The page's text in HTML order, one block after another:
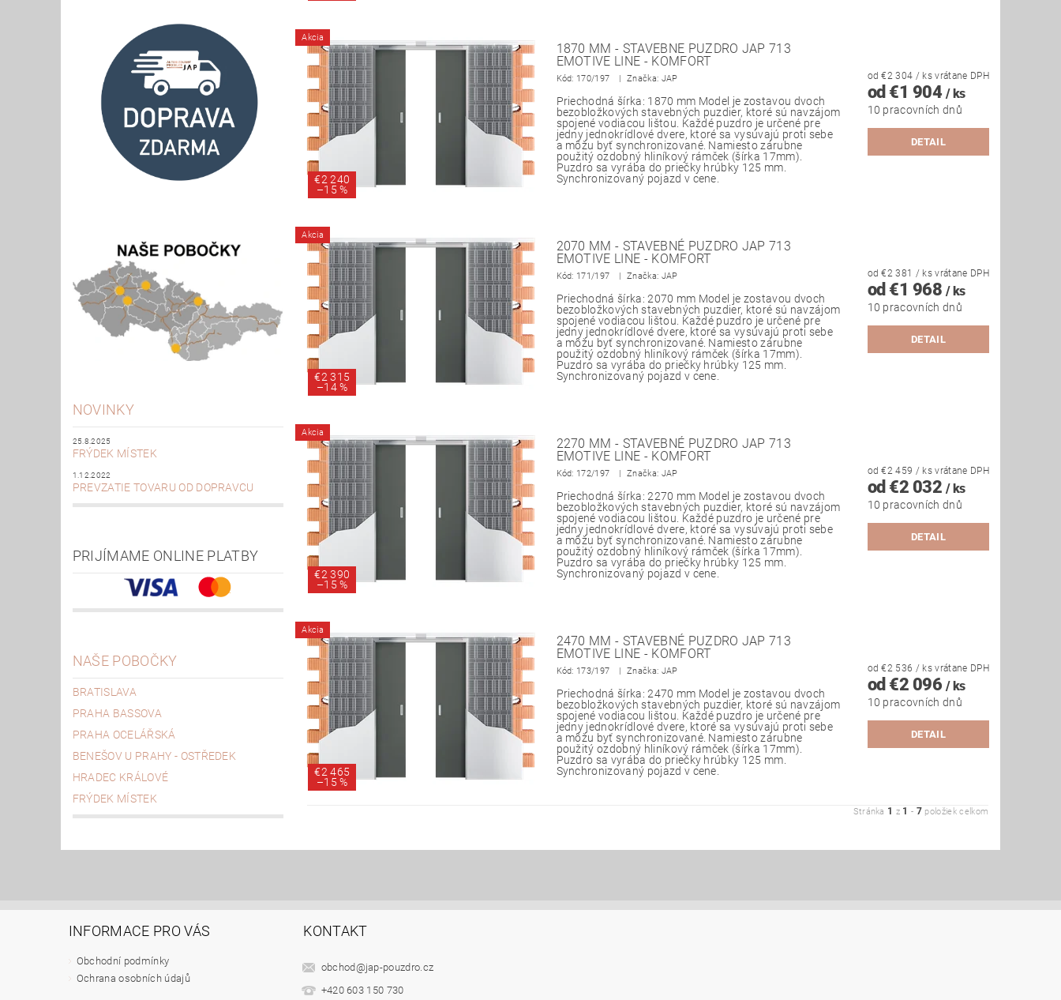
NOVINKY
25.8.2025
FRÝDEK MÍSTEK
1.12.2022
PREVZATIE TOVARU OD DOPRAVCU
PRIJÍMAME ONLINE PLATBY
NAŠE POBOČKY
BRATISLAVA
PRAHA BASSOVA
PRAHA OCELÁŘSKÁ
BENEŠOV U PRAHY - OSTŘEDEK
HRADEC KRÁLOVÉ
FRÝDEK MÍSTEK
Akcia
€2 240
–15 %
1870 MM - STAVEBNE PUZDRO JAP 713
EMOTIVE LINE - KOMFORT
Kód: 170/197 Značka: JAP
Priechodná šírka: 1870 mm Model je zostavou dvoch
bezobložkových stavebných puzdier, ktoré sú navzájom
spojené vodiacou lištou. Každé puzdro je určené pre
jedny jednokrídlové dvere, ktoré sa vysúvajú proti sebe
a môžu byť synchronizované. Namiesto zárubne
použitý ozdobný hliníkový rámček (šírka 17mm).
Puzdro sa vyrába do priečky hrúbky 125 mm.
Synchronizovaný pojazd v cene.
od €2 304 / ks vrátane DPH
od €1 904 / ks
10 pracovních dnů
DETAIL
Akcia
€2 315
–14 %
2070 MM - STAVEBNÉ PUZDRO JAP 713
EMOTIVE LINE - KOMFORT
Kód: 171/197 Značka: JAP
Priechodná šírka: 2070 mm Model je zostavou dvoch
bezobložkových stavebných puzdier, ktoré sú navzájom
spojené vodiacou lištou. Každé puzdro je určené pre
jedny jednokrídlové dvere, ktoré sa vysúvajú proti sebe
a môžu byť synchronizované. Namiesto zárubne
použitý ozdobný hliníkový rámček (šírka 17mm).
Puzdro sa vyrába do priečky hrúbky 125 mm.
Synchronizovaný pojazd v cene.
od €2 381 / ks vrátane DPH
od €1 968 / ks
10 pracovních dnů
DETAIL
Akcia
€2 390
–15 %
2270 MM - STAVEBNÉ PUZDRO JAP 713
EMOTIVE LINE - KOMFORT
Kód: 172/197 Značka: JAP
Priechodná šírka: 2270 mm Model je zostavou dvoch
bezobložkových stavebných puzdier, ktoré sú navzájom
spojené vodiacou lištou. Každé puzdro je určené pre
jedny jednokrídlové dvere, ktoré sa vysúvajú proti sebe
a môžu byť synchronizované. Namiesto zárubne
použitý ozdobný hliníkový rámček (šírka 17mm).
Puzdro sa vyrába do priečky hrúbky 125 mm.
Synchronizovaný pojazd v cene.
od €2 459 / ks vrátane DPH
od €2 032 / ks
10 pracovních dnů
DETAIL
Akcia
€2 465
–15 %
2470 MM - STAVEBNÉ PUZDRO JAP 713
EMOTIVE LINE - KOMFORT
Kód: 173/197 Značka: JAP
Priechodná šírka: 2470 mm Model je zostavou dvoch
bezobložkových stavebných puzdier, ktoré sú navzájom
spojené vodiacou lištou. Každé puzdro je určené pre
jedny jednokrídlové dvere, ktoré sa vysúvajú proti sebe
a môžu byť synchronizované. Namiesto zárubne
použitý ozdobný hliníkový rámček (šírka 17mm).
Puzdro sa vyrába do priečky hrúbky 125 mm.
Synchronizovaný pojazd v cene.
od €2 536 / ks vrátane DPH
od €2 096 / ks
10 pracovních dnů
DETAIL
Stránka 1 z 1 - 7 položiek celkom
INFORMACE PRO VÁS
Obchodní podmínky
Ochrana osobních údajů
KONTAKT
obchod@jap-pouzdro.cz
+420 603 150 730